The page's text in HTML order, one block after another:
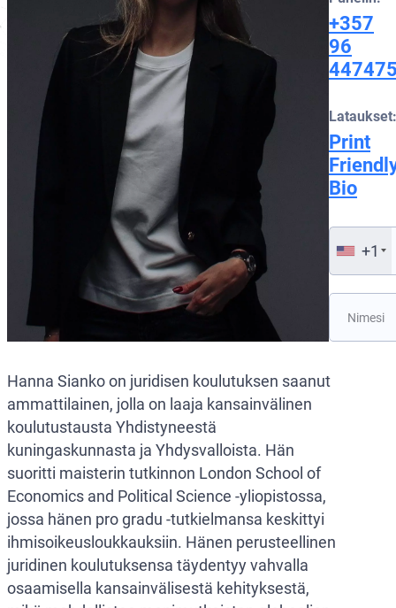
+357
96
Lataukset:
Print
Bio
+1
Hanna Sianko on juridisen koulutuksen saanut
ammattilainen, jolla on laaja kansainvälinen
koulutustausta Yhdistyneestä
kuningaskunnasta ja Yhdysvalloista. Hän
suoritti maisterin tutkinnon London School of
Economics and Political Science -yliopistossa,
jossa hänen pro gradu -tutkielmansa keskittyi
ihmisoikeusloukkauksiin. Hänen perusteellinen
juridinen koulutuksensa täydentyy vahvalla
osaamisella kansainvälisestä kehityksestä,